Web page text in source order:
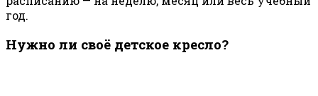
год.
Нужно ли своё детское кресло?